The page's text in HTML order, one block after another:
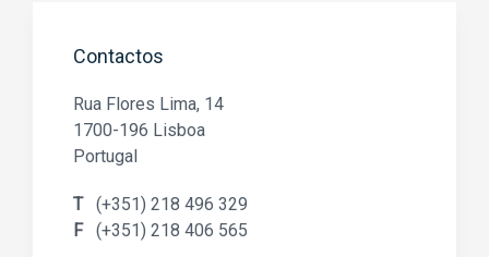
Contactos
Rua Flores Lima, 14
1700-196 Lisboa
Portugal
T (+351) 218 496 329
F (+351) 218 406 565